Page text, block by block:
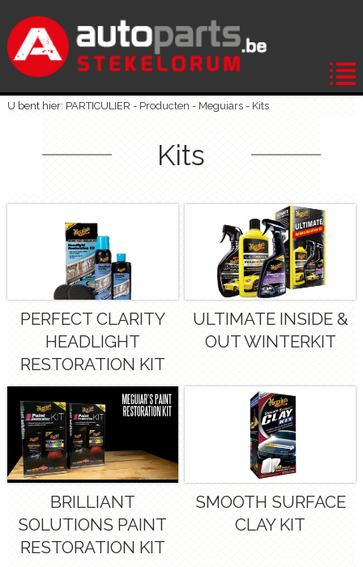
U bent hier: PARTICULIER - Producten - Meguiars- Kits
Kits
PERFECT CLARITY
HEADLIGHT
RESTORATION KIT
ULTIMATE INSIDE &
OUT WINTERKIT
BRILLIANT
SOLUTIONS PAINT
RESTORATION KIT
SMOOTH SURFACE
CLAY KIT